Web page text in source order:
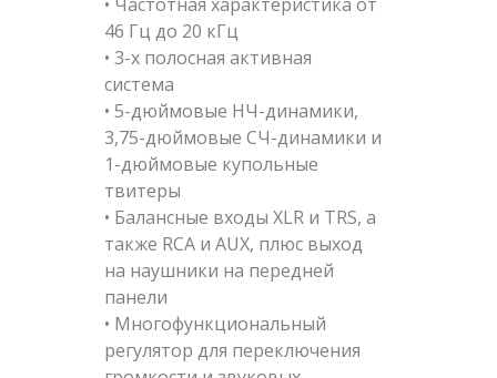
46 Гц до 20 кГц
• 3-x полосная активная
система
• 5-дюймовые НЧ-динамики,
3,75-дюймовые СЧ-динамики и
1-дюймовые купольные
твитеры
• Балансные входы XLR и TRS, а
также RCA и AUX, плюс выход
на наушники на передней
панели
• Многофункциональный
регулятор для переключения